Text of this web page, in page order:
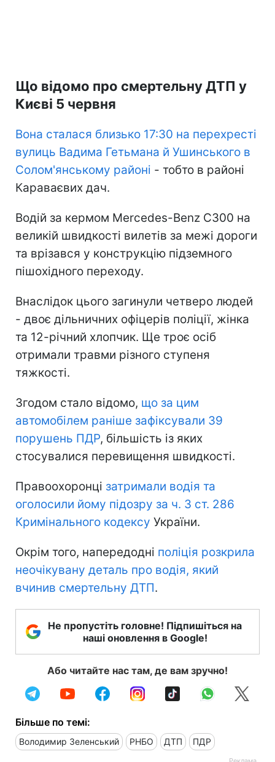
Що відомо про смертельну ДТП у
Києві 5 червня
Вона сталася близько 17:30 на перехресті
вулиць Вадима Гетьмана й Ушинського в
Солом'янському районі - тобто в районі
Караваєвих дач.
Водій за кермом Mercedes-Benz C300 на
великій швидкості вилетів за межі дороги
та врізався у конструкцію підземного
пішохідного переходу.
Внаслідок цього загинули четверо людей
- двоє дільничних офіцерів поліції, жінка
та 12-річний хлопчик. Ще троє осіб
отримали травми різного ступеня
тяжкості.
Згодом стало відомо, що за цим
автомобілем раніше зафіксували 39
порушень ПДР, більшість із яких
стосувалися перевищення швидкості.
Правоохоронці затримали водія та
оголосили йому підозру за ч. 3 ст. 286
Кримінального кодексу України.
Окрім того, напередодні поліція розкрила
неочікувану деталь про водія, який
вчинив смертельну ДТП.
Не пропустіть головне! Підпишіться на
наші оновлення в Google!
Або читайте нас там, де вам зручно!
Більше по темі:
Володимир Зеленський РНБО ДТП ПДР